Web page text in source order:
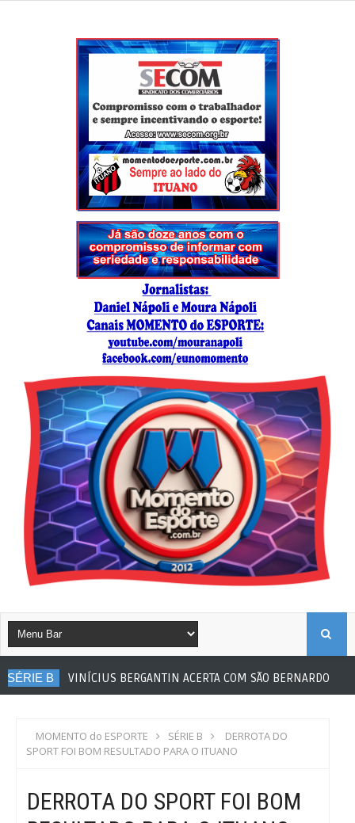
BERGANTIN ACERTA COM SÃO BERNARDO Futebol de Base
MOMENTO do ESPORTE SÉRIE B
DERROTA DO
SPORT FOI BOM RESULTADO PARA O ITUANO
DERROTA DO SPORT FOI BOM